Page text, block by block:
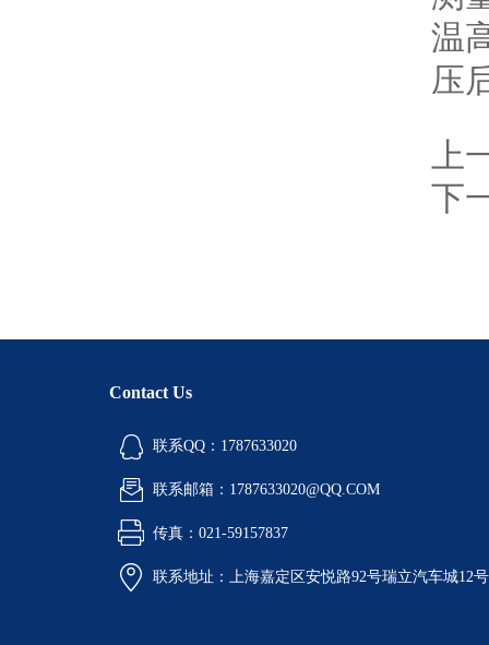
温
压
上
下
Contact Us
联系QQ：1787633020
联系邮箱：1787633020@QQ.COM
传真：021-59157837
联系地址：上海嘉定区安悦路92号瑞立汽车城12